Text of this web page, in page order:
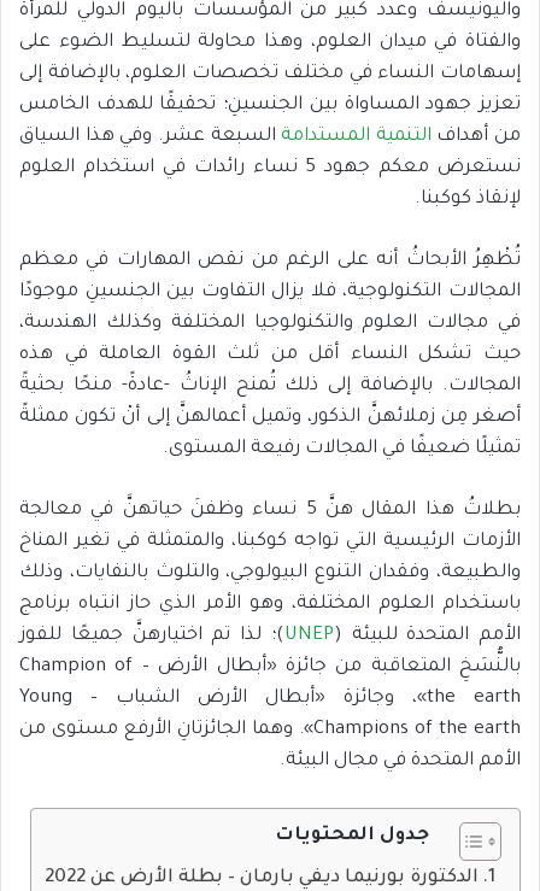
واليونيسف وعدد كبير من المؤسسات باليوم الدولي للمرأة
والفتاة في ميدان العلوم، وهذا محاولة لتسليط الضوء على
إسهامات النساء في مختلف تخصصات العلوم، بالإضافة إلى
تعزيز جهود المساواة بين الجنسينِ؛ تحقيقًا للهدف الخامس
من أهداف التنمية المستدامة السبعة عشر. وفي هذا السياق
نستعرض معكم جهود 5 نساء رائدات في استخدام العلوم
لإنقاذ كوكبنا.
تُظْهِرُ الأبحاثُ أنه على الرغم من نقص المهارات في معظم
المجالات التكنولوجية، فلا يزال التفاوت بين الجنسينِ موجودًا
في مجالات العلوم والتكنولوجيا المختلفة وكذلك الهندسة،
حيث تشكل النساء أقل من ثلث القوة العاملة في هذه
المجالات. بالإضافة إلى ذلك تُمنح الإناثُ -عادةً- منحًا بحثيةً
أصغر مِن زملائهنَّ الذكور، وتميل أعمالهنَّ إلى أنْ تكون ممثلةً
تمثيلًا ضعيفًا في المجالات رفيعة المستوى.
بطلاتُ هذا المقال هنَّ 5 نساء وظفنَ حياتهنَّ في معالجة
الأزمات الرئيسية التي تواجه كوكبنا، والمتمثلة في تغير المناخ
والطبيعة، وفقدان التنوع البيولوجي، والتلوث بالنفايات، وذلك
باستخدام العلوم المختلفة، وهو الأمر الذي حاز انتباه برنامج
الأمم المتحدة للبيئة (UNEP)؛ لذا تم اختيارهنَّ جميعًا للفوز
بالنُّسَخِ المتعاقبة من جائزة «أبطال الأرض – Champion of
the earth»، وجائزة «أبطال الأرض الشباب – Young
Champions of the earth». وهما الجائزتانِ الأرفع مستوى من
الأمم المتحدة في مجال البيئة.
جدول المحتويات
الدكتورة بورنيما ديفي بارمان – بطلة الأرض عن 2022